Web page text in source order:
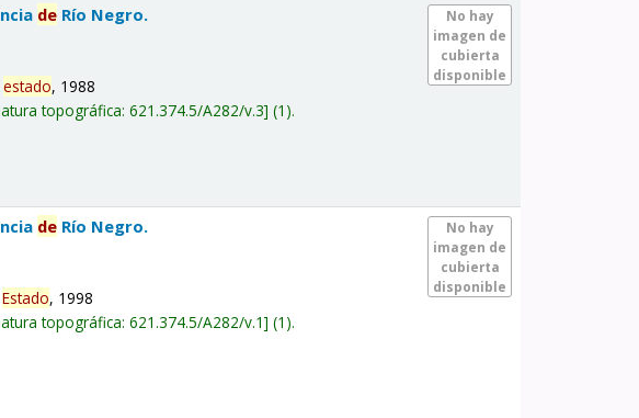
No hay
imagen de
cubierta
disponible
de Río Negro.
estado, 1988
topográfica:621.374.5/A282/v.3 (1).
No hay
imagen de
cubierta
disponible
de Río Negro.
Estado, 1998
topográfica:621.374.5/A282/v.1 (1).